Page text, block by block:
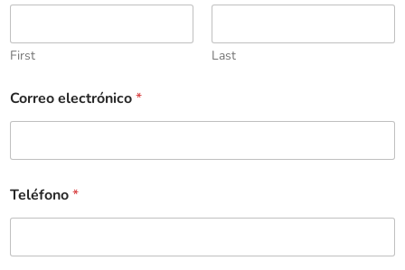
First Last
Correo electrónico*
Teléfono*